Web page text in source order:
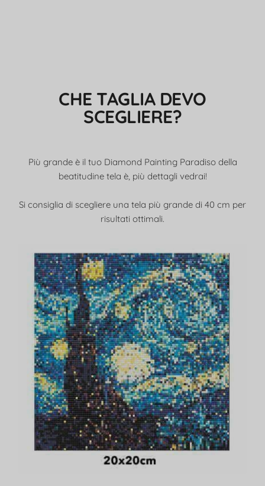
CHE TAGLIA DEVO
SCEGLIERE?
Più grande è il tuo Diamond Painting Paradiso della
beatitudine tela è, più dettagli vedrai!
Si consiglia di scegliere una tela più grande di 40 cm per
risultati ottimali.